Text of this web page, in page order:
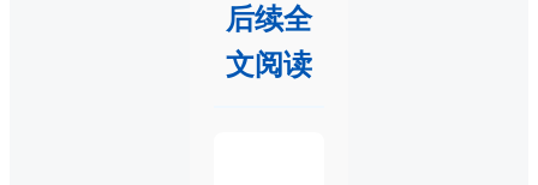
后续全
文阅读